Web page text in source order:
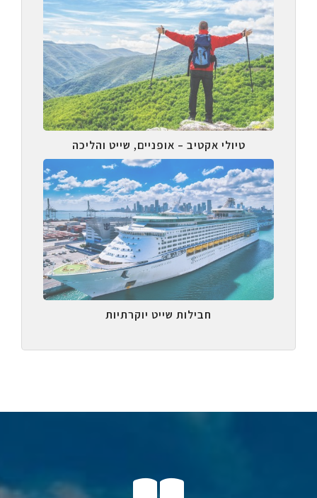
טיולי אקטיב – אופניים, שייט והליכה
חבילות שייט יוקרתיות